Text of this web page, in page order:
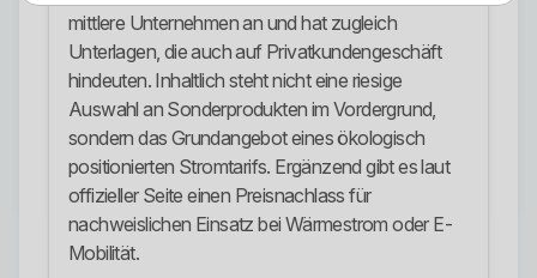
mittlere Unternehmen an und hat zugleich
Unterlagen, die auch auf Privatkundengeschäft
hindeuten. Inhaltlich steht nicht eine riesige
Auswahl an Sonderprodukten im Vordergrund,
sondern das Grundangebot eines ökologisch
positionierten Stromtarifs. Ergänzend gibt es laut
offizieller Seite einen Preisnachlass für
nachweislichen Einsatz bei Wärmestrom oder E-
Mobilität.